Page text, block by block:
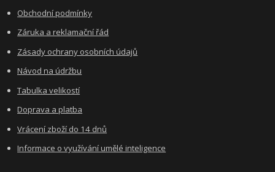
Obchodní podmínky
Záruka a reklamační řád
Zásady ochrany osobních údajů
Návod na údržbu
Tabulka velikostí
Doprava a platba
Vrácení zboží do 14 dnů
Informace o využívání umělé inteligence